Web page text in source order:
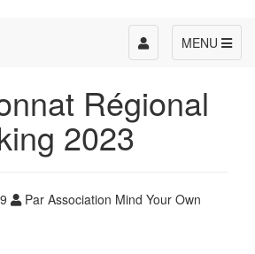
MENU
Toggle
navigation
Régional
2023
Par Association Mind Your Own